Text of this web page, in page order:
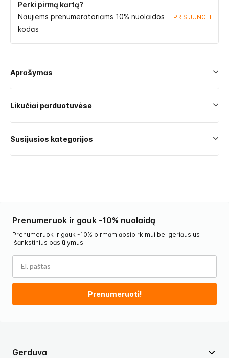
Perki pirmą kartą?
Naujiems prenumeratoriams 10% nuolaidos
kodas
PRISIJUNGTI
Aprašymas
Likučiai parduotuvėse
Susijusios kategorijos
Gerduva
Prenumeruok ir gauk -10% nuolaidą
Prenumeruok ir gauk -10% pirmam apsipirkimui bei geriausius
išankstinius pasiūlymus!
Prenumeruoti!